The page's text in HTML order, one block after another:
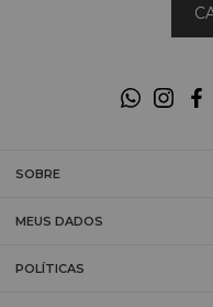
SOBRE
MEUS DADOS
POLÍTICAS